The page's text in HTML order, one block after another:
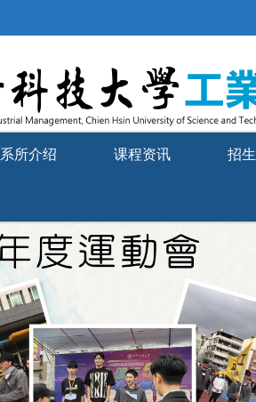
系所介绍 课程资讯 招